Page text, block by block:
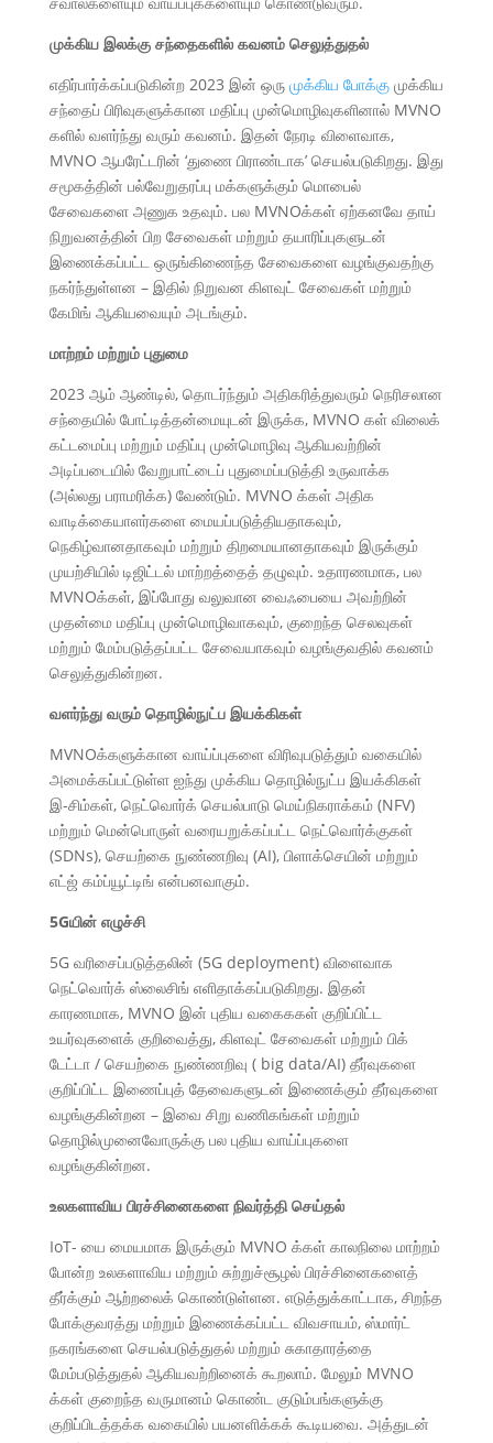
முக்கிய இலக்கு சந்தைகளில் கவனம் செலுத்துதல்
எதிர்பார்க்கப்படுகின்ற 2023 இன் ஒரு முக்கிய போக்குமுக்கிய
சந்தைப் பிரிவுகளுக்கான மதிப்பு முன்மொழிவுகளினால் MVNO
களில் வளர்ந்து வரும் கவனம். இதன் நேரடி விளைவாக,
MVNO ஆபரேட்டரின் ‘துணை பிராண்டாக’ செயல்படுகிறது. இது
சமூகத்தின் பல்வேறுதரப்பு மக்களுக்கும் மொபைல்
சேவைகளை அணுக உதவும். பல MVNOக்கள் ஏற்கனவே தாய்
நிறுவனத்தின் பிற சேவைகள் மற்றும் தயாரிப்புகளுடன்
இணைக்கப்பட்ட ஒருங்கிணைந்த சேவைகளை வழங்குவதற்கு
நகர்ந்துள்ளன – இதில் நிறுவன கிளவுட் சேவைகள் மற்றும்
கேமிங் ஆகியவையும் அடங்கும்.
மாற்றம் மற்றும் புதுமை
2023 ஆம் ஆண்டில், தொடர்ந்தும் அதிகரித்துவரும் நெரிசலான
சந்தையில் போட்டித்தன்மையுடன் இருக்க, MVNO கள் விலைக்
கட்டமைப்பு மற்றும் மதிப்பு முன்மொழிவு ஆகியவற்றின்
அடிப்படையில் வேறுபாட்டைப் புதுமைப்படுத்தி உருவாக்க
(அல்லது பராமரிக்க) வேண்டும். MVNO க்கள் அதிக
வாடிக்கையாளர்களை மையப்படுத்தியதாகவும்,
நெகிழ்வானதாகவும் மற்றும் திறமையானதாகவும் இருக்கும்
முயற்சியில் டிஜிட்டல் மாற்றத்தைத் தழுவும். உதாரணமாக, பல
MVNOக்கள், இப்போது வலுவான வைஃபையை அவற்றின்
முதன்மை மதிப்பு முன்மொழிவாகவும், குறைந்த செலவுகள்
மற்றும் மேம்படுத்தப்பட்ட சேவையாகவும் வழங்குவதில் கவனம்
செலுத்துகின்றன.
வளர்ந்து வரும் தொழில்நுட்ப இயக்கிகள்
MVNOக்களுக்கான வாய்ப்புகளை விரிவுபடுத்தும் வகையில்
அமைக்கப்பட்டுள்ள ஐந்து முக்கிய தொழில்நுட்ப இயக்கிகள்
இ-சிம்கள், நெட்வொர்க் செயல்பாடு மெய்நிகராக்கம் (NFV)
மற்றும் மென்பொருள் வரையறுக்கப்பட்ட நெட்வொர்க்குகள்
(SDNs), செயற்கை நுண்ணறிவு (AI), பிளாக்செயின் மற்றும்
எட்ஜ் கம்ப்யூட்டிங் என்பனவாகும்.
5Gயின் எழுச்சி
5G வரிசைப்படுத்தலின் (5G deployment) விளைவாக
நெட்வொர்க் ஸ்லைசிங் எளிதாக்கப்படுகிறது. இதன்
காரணமாக, MVNO இன் புதிய வகைககள் குறிப்பிட்ட
உயர்வுகளைக் குறிவைத்து, கிளவுட் சேவைகள் மற்றும் பிக்
டேட்டா / செயற்கை நுண்ணறிவு ( big data/AI) தீர்வுகளை
குறிப்பிட்ட இணைப்புத் தேவைகளுடன் இணைக்கும் தீர்வுகளை
வழங்குகின்றன – இவை சிறு வணிகங்கள் மற்றும்
தொழில்முனைவோருக்கு பல புதிய வாய்ப்புகளை
வழங்குகின்றன.
உலகளாவிய பிரச்சினைகளை நிவர்த்தி செய்தல்
IoT- யை மையமாக இருக்கும் MVNO க்கள் காலநிலை மாற்றம்
போன்ற உலகளாவிய மற்றும் சுற்றுச்சூழல் பிரச்சினைகளைத்
தீர்க்கும் ஆற்றலைக் கொண்டுள்ளன. எடுத்துக்காட்டாக, சிறந்த
போக்குவரத்து மற்றும் இணைக்கப்பட்ட விவசாயம், ஸ்மார்ட்
நகரங்களை செயல்படுத்துதல் மற்றும் சுகாதாரத்தை
மேம்படுத்துதல் ஆகியவற்றினைக் கூறலாம். மேலும் MVNO
க்கள் குறைந்த வருமானம் கொண்ட குடும்பங்களுக்கு
குறிப்பிடத்தக்க வகையில் பயனளிக்கக் கூடியவை. அத்துடன்